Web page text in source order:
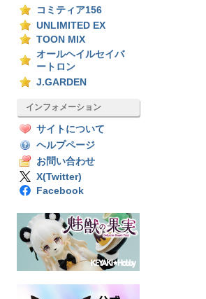
コミティア156
UNLIMITED EX
TOON MIX
オールヘイルセイバ
ートロン
J.GARDEN
インフォメーション
サイトについて
ヘルプページ
お問い合わせ
X(Twitter)
Facebook